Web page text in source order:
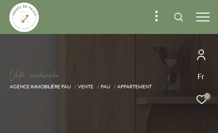
Fr
0
Votre recherche
AGENCE IMMOBILIÈRE PAU VENTE PAU APPARTEMENT